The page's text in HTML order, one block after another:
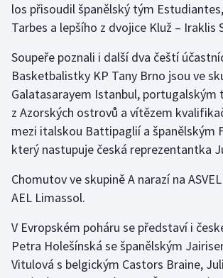
Vodní slalom
Ostatní
los přisoudil španělský tým
Tarbes a lepšího z dvojice Kluž – Iraklis
Soupeře poznali i další dva čeští
Basketbalistky KP Tany Brno jsou ve
Galatasarayem Istanbul, portugalským
z Azorských ostrovů a vítězem
mezi italskou Battipaglií a španělským
který nastupuje česká reprezentantka
Chomutov ve skupině A narazí na
AEL Limassol.
V Evropském poháru se představí i
Petra Holešínská se španělským
Vitulová s belgickým Castors Braine,